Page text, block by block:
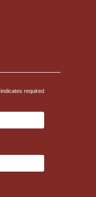
indicates required